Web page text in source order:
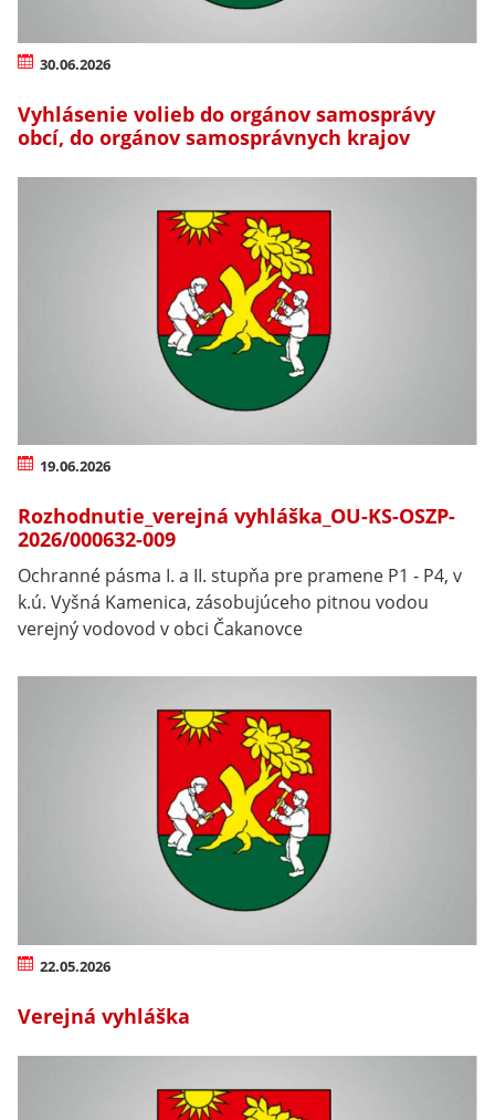
30.06.2026
Vyhlásenie volieb do orgánov samosprávy
obcí, do orgánov samosprávnych krajov
19.06.2026
Rozhodnutie_verejná vyhláška_OU-KS-OSZP-
2026/000632-009
Ochranné pásma I. a II. stupňa pre pramene P1 - P4, v
k.ú. Vyšná Kamenica, zásobujúceho pitnou vodou
verejný vodovod v obci Čakanovce
22.05.2026
Verejná vyhláška